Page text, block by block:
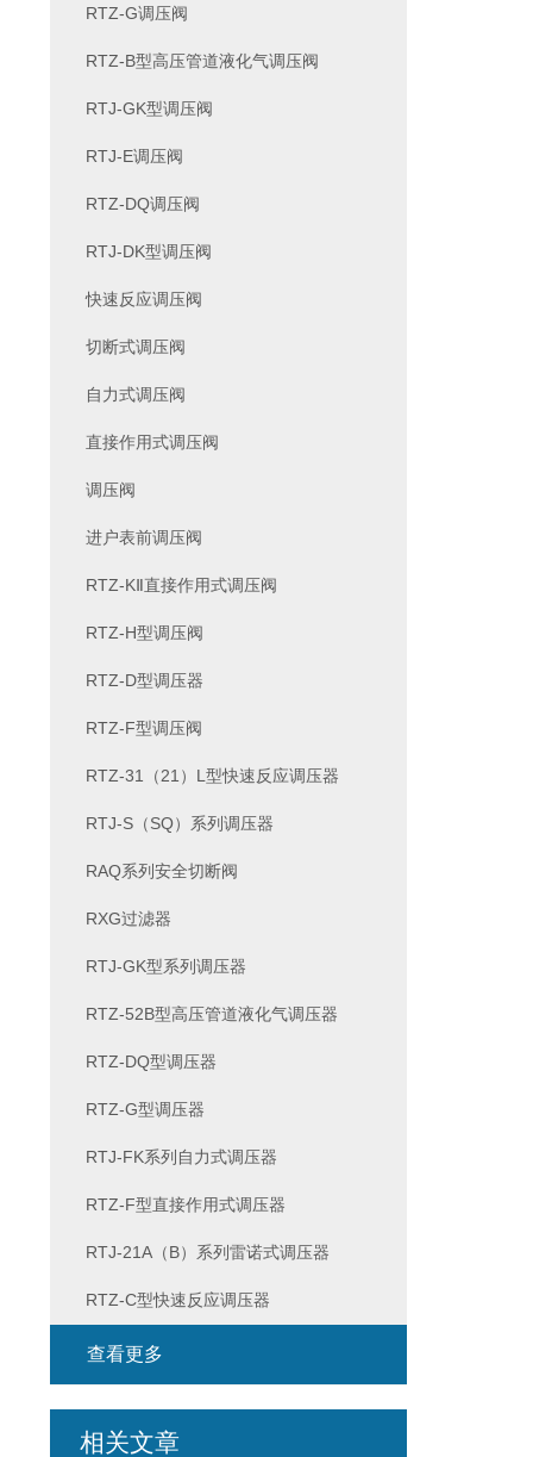
RTZ-G调压阀
RTZ-B型高压管道液化气调压阀
RTJ-GK型调压阀
RTJ-E调压阀
RTZ-DQ调压阀
RTJ-DK型调压阀
快速反应调压阀
切断式调压阀
自力式调压阀
直接作用式调压阀
调压阀
进户表前调压阀
RTZ-KⅡ直接作用式调压阀
RTZ-H型调压阀
RTZ-D型调压器
RTZ-F型调压阀
RTZ-31（21）L型快速反应调压器
RTJ-S（SQ）系列调压器
RAQ系列安全切断阀
RXG过滤器
RTJ-GK型系列调压器
RTZ-52B型高压管道液化气调压器
RTZ-DQ型调压器
RTZ-G型调压器
RTJ-FK系列自力式调压器
RTZ-F型直接作用式调压器
RTJ-21A（B）系列雷诺式调压器
RTZ-C型快速反应调压器
查看更多
相关文章